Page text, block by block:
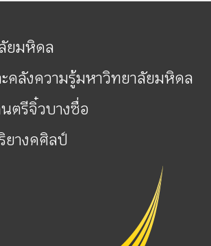
ยมหิดล
คลังความรู้มหาวิทยาลัยมหิดล
ตรีจิ๋วบางซื่อ
ยางคศิลป์